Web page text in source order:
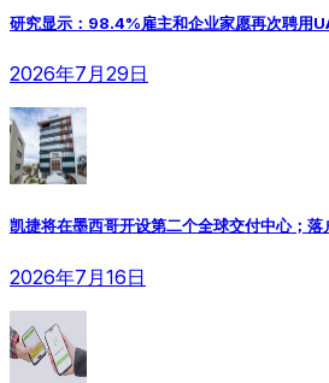
研究显示：98.4%雇主和企业家愿再次聘用
2026年7月29日
凯捷将在墨西哥开设第二个全球交付中心；落
2026年7月16日